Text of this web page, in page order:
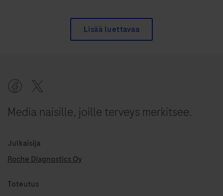
Lisää luettavaa
Media naisille, joille terveys merkitsee.
Julkaisija
Roche Diagnostics Oy
Toteutus